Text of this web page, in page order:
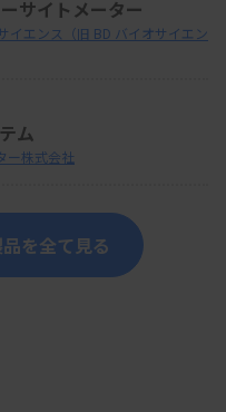
サイトメーター
イエンス（旧 BD バイオサイエン
ム
ー株式会社
を全て見る